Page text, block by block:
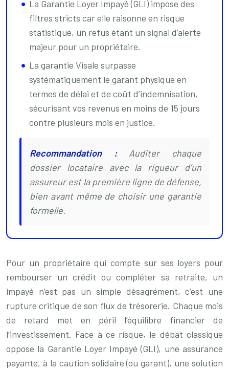
La Garantie Loyer Impayé (GLI) impose des
filtres stricts car elle raisonne en risque
statistique, un refus étant un signal d’alerte
majeur pour un propriétaire.
La garantie Visale surpasse
systématiquement le garant physique en
termes de délai et de coût d’indemnisation,
sécurisant vos revenus en moins de 15 jours
contre plusieurs mois en justice.
Recommandation :Auditer chaque
dossier locataire avec la rigueur d’un
assureur est la première ligne de défense,
bien avant même de choisir une garantie
formelle.
Pour un propriétaire qui compte sur ses loyers pour
rembourser un crédit ou compléter sa retraite, un
impayé n’est pas un simple désagrément, c’est une
rupture critique de son flux de trésorerie. Chaque mois
de retard met en péril l’équilibre financier de
l’investissement. Face à ce risque, le débat classique
oppose la Garantie Loyer Impayé (GLI), une assurance
payante, à la caution solidaire (ou garant), une solution